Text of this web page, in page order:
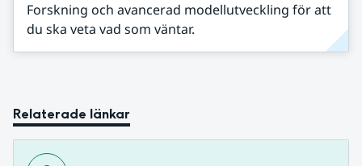
Forskning och avancerad modellutveckling för att
du ska veta vad som väntar.
Relaterade länkar